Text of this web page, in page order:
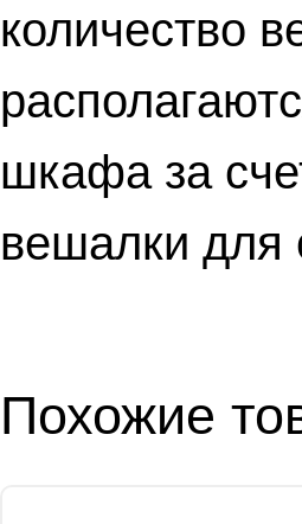
количество
шкафа за
вешалки для
Похожие